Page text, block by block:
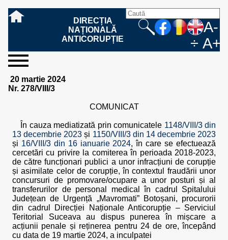
DIRECȚIA
NAȚIONALĂ
ANTICORUPȚIE
A-
÷ A+
sesizați-
ne
Ce
înseamnă
Cum
sesizați
Cum
este
Ce
trebuie
Fazele
procesului
Ce
urmează
de
corupție?
Care sunt
drepturile și
penal?
Cum
sprijiniți
despre
posibile
fapte de
corupție?
despre
noi
Cine
lucrează
Cu ce
se
Sursele
de
Structura
Conducerea
Structuri
teritoriale
Cadrul
legal
Resurse
financiare
Resurse
umane
Integritate
instituțională
rezultatele
noastre
Rapoarte
de
Hotărâri
penale
corupție
mass
media
Biroul de
informare
Comunicate
de presă
Model de
acreditare
Drept
la
Evenimente
informare
publică
Persoana
responsabilă
Model
solicitare
544/2001
Raportul
anual
544/2001
Legea
544/2001
Protecția
datelor
Modalități
de
oferit în
baza Legii
544/2001
cooperare
internațională
Programe
Evenimente
internaționale
Cadrul legal
internațional
20 martie 2024
Nr. 278/VIII/3
COMUNICAT
În cauza mediatizată prin comunicatele 1148/VIII/3 din
13 decembrie 2023 și 1150/VIII/3 din 14 decembrie 2023
și 16/VIII/3 din 16 ianuarie 2024, în care se efectuează
cercetări cu privire la comiterea în perioada 2018-2023,
de către funcționari publici a unor infracțiuni de corupție
și asimilate celor de corupție, în contextul fraudării unor
concursuri de promovare/ocupare a unor posturi și al
transferurilor de personal medical în cadrul Spitalului
Județean de Urgență „Mavromati” Botoșani, procurorii
din cadrul Direcției Naționale Anticorupție – Serviciul
Teritorial Suceava au dispus punerea în mișcare a
acțiunii penale și reținerea pentru 24 de ore, începând
cu data de 19 martie 2024, a inculpatei